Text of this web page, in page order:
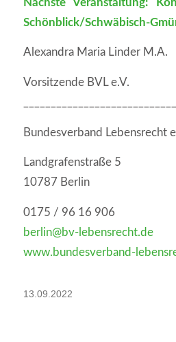
Schönblick/Schwäbisch-
Alexandra Maria Linder M.A.
Vorsitzende BVL e.V.
Bundesverband Lebensrecht
Landgrafenstraße 5
10787 Berlin
0175 / 96 16 906
berlin@bv-lebensrecht.de
www.bundesverband-
13.09.2022